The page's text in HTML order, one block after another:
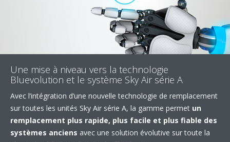
Une mise à niveau vers la technologie
Bluevolution et le système Sky Air série A
Avec l’intégration d’une nouvelle technologie de remplacement
sur toutes les unités Sky Air série A, la gamme permet un
remplacement plus rapide, plus facile et plus fiable des
systèmes anciens avec une solution évolutive sur toute la